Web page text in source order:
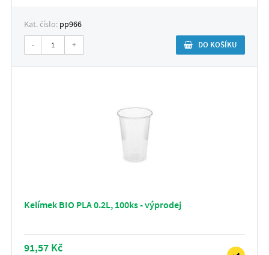
Kat. číslo: pp966
- + DO KOŠÍKU
Kelímek BIO PLA 0.2L, 100ks - výprodej
91,57 Kč